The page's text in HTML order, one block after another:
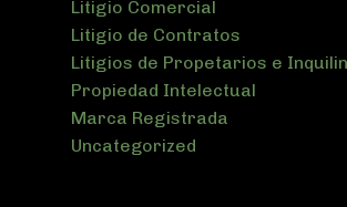
Litigio Comercial
Litigio de Contratos
Litigios de Propetarios e
Propiedad Intelectual
Marca Registrada
Uncategorized